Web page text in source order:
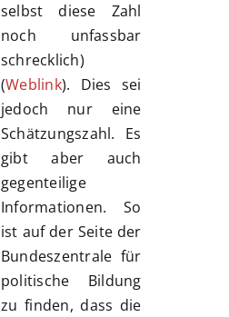
selbst diese Zahl
noch unfassbar
schrecklich)
(Weblink). Dies sei
jedoch nur eine
Schätzungszahl. Es
gibt aber auch
gegenteilige
Informationen. So
ist auf der Seite der
Bundeszentrale für
politische Bildung
zu finden, dass die